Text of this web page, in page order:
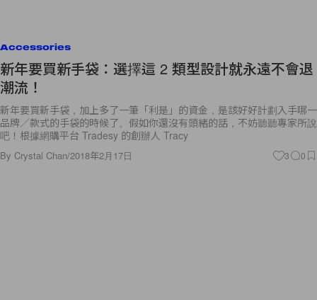
Accessories
新年要買新手袋：選擇這 2 類型設計就永遠不會退
潮流！
新年要買新手袋，加上多了一筆「利是」的資金，是該好好計劃入手哪一
品牌／款式的手袋的時候了。假如你還沒有頭緒的話，不妨聽聽專家所說
吧！根據網購平台 Tradesy 的創辦人 Tracy
By Crystal Chan/2018年2月17日 3 0